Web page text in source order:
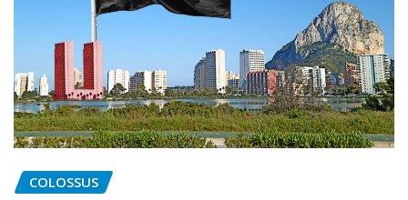
COLOSSUS